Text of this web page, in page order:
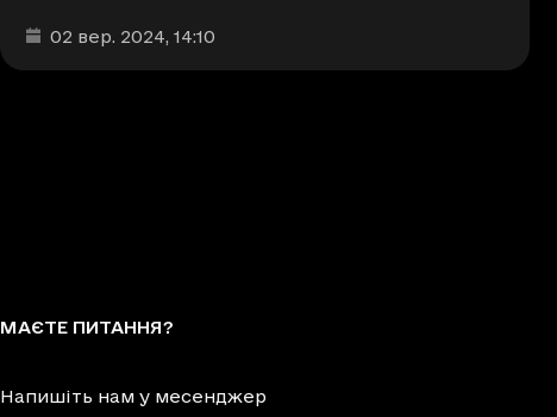
Дата та час публікації
02 вер. 2024, 14:10
МАЄТЕ ПИТАННЯ?
Напишіть нам у месенджер